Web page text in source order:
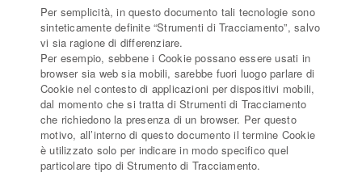
Contatti
Per semplicità, in questo documento tali tecnologie sono
sinteticamente definite “Strumenti di Tracciamento”, salvo
vi sia ragione di differenziare.
Per esempio, sebbene i Cookie possano essere usati in
browser sia web sia mobili, sarebbe fuori luogo parlare di
Cookie nel contesto di applicazioni per dispositivi mobili,
dal momento che si tratta di Strumenti di Tracciamento
che richiedono la presenza di un browser. Per questo
motivo, all’interno di questo documento il termine Cookie
è utilizzato solo per indicare in modo specifico quel
particolare tipo di Strumento di Tracciamento.